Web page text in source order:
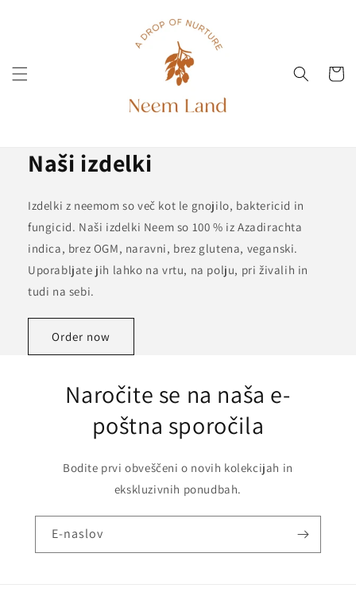
Voziček
Naši izdelki
Izdelki z neemom so več kot le gnojilo, baktericid in
fungicid. Naši izdelki Neem so 100 % iz Azadirachta
indica, brez OGM, naravni, brez glutena, veganski.
Uporabljate jih lahko na vrtu, na polju, pri živalih in
tudi na sebi.
Order now
Naročite se na naša e-
poštna sporočila
Bodite prvi obveščeni o novih kolekcijah in
ekskluzivnih ponudbah.
E-naslov